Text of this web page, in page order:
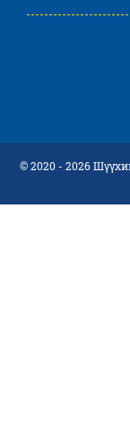
© 2020 - 2026